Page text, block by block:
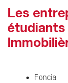
Les
étudiants
Foncia